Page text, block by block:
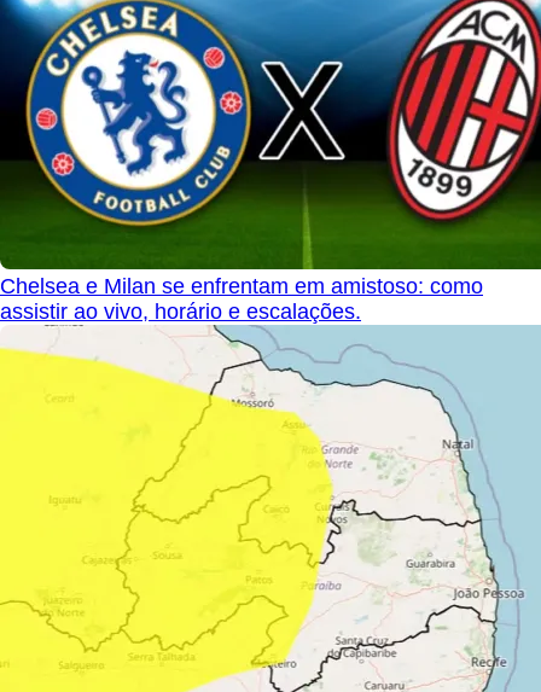
Chelsea e Milan se enfrentam em amistoso: como
assistir ao vivo, horário e escalações.